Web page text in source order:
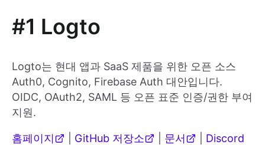
#1 Logto
Logto는 현대 앱과 SaaS 제품을 위한 오픈 소스
Auth0, Cognito, Firebase Auth 대안입니다.
OIDC, OAuth2, SAML 등 오픈 표준 인증/권한 부여
지원.
홈페이지 GitHub 저장소 문서
Discord